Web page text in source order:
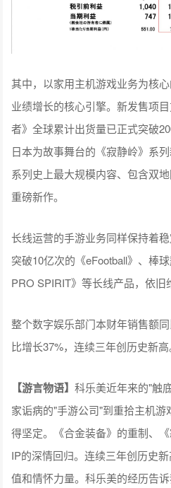
其中，以家用主机游戏业务为核
业绩增长的核心引擎。新发售项
者》全球累计出货量已正式突破
日本为故事舞台的《寂静岭》系
系列史上最大规模内容、包含双
重磅新作。
长线运营的手游业务同样保持着
突破10亿次的《eFootball》、棒
PRO SPIRIT》等长线产品，依旧
整个数字娱乐部门本财年销售额
比增长37%，连续三年创历史新高
【游言物语】科乐美近年来的"触
家诟病的"手游公司"到重拾主机
得坚定。《合金装备》的重制、
IP的深情回归。连续三年创历史
值和情怀力量。科乐美的经历告